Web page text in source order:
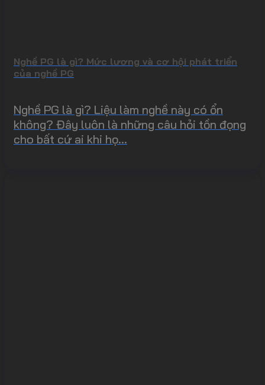
Nghề PG là gì? Mức lương và cơ hội phát triển
của nghề PG
Nghề PG là gì? Liệu làm nghề này có ổn
không? Đây luôn là những câu hỏi tồn đọng
cho bất cứ ai khi họ...